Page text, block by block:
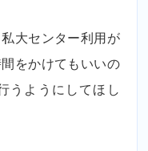
大センター利用が
をかけてもいいの
うようにしてほし